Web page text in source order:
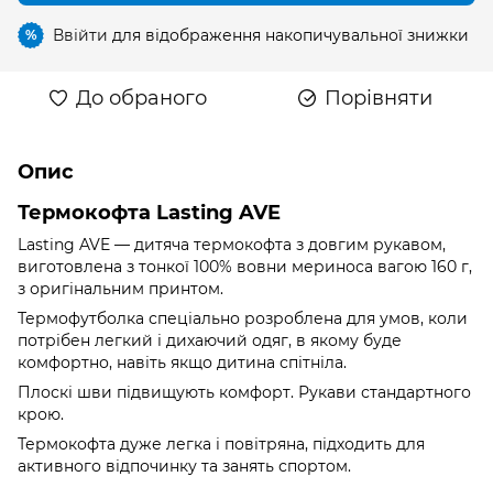
% Ввійти для відображення накопичувальної знижки
До обраного Порівняти
Опис
Термокофта Lasting AVE
Lasting AVE — дитяча термокофта з довгим рукавом,
виготовлена з тонкої 100% вовни мериноса вагою 160 г,
з оригінальним принтом.
Термофутболка спеціально розроблена для умов, коли
потрібен легкий і дихаючий одяг, в якому буде
комфортно, навіть якщо дитина спітніла.
Плоскі шви підвищують комфорт. Рукави стандартного
крою.
Термокофта дуже легка і повітряна, підходить для
активного відпочинку та занять спортом.